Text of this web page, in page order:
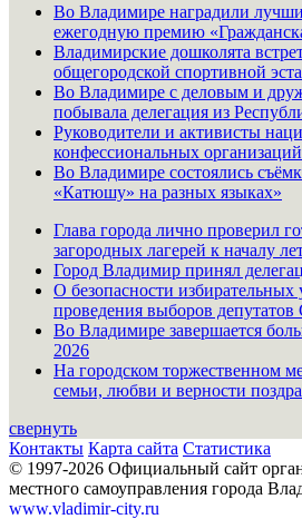
Во Владимире наградили
ежегодную премию
Владимирские дошколята
общегородской спортивной
Во Владимире с деловым и
побывала делегация из
Руководители и активисты
конфессиональных
Во Владимире состоялись
«Катюшу» на разных языках»
Глава города лично проверил
загородных лагерей к началу
Город Владимир принял
О безопасности избирательных
проведения выборов депутатов
Во Владимире завершается
2026
На городском торжественном
семьи, любви и верности
свернуть
Контакты Карта сайта Статистика
© 1997-2026 Официальный сайт
местного самоуправления города
www.vladimir-city.ru